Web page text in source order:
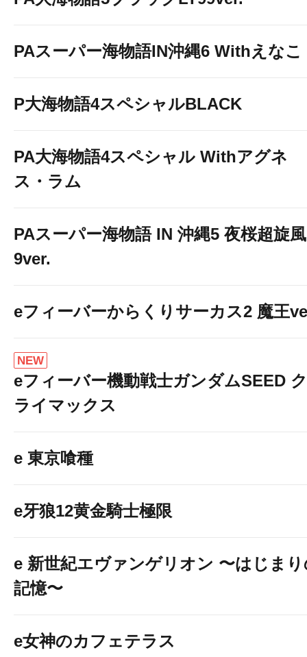
PAスーパー海物語IN沖縄6 Withえなこ
P大海物語4スペシャルBLACK
PA大海物語4スペシャル Withアグネ
ス・ラム
PAスーパー海物語 IN 沖縄5 夜桜超旋
9ver.
eフィーバーからくりサーカス2 魔王
NEW
eフィーバー機動戦士ガンダムSEED ク
ライマックス
e 東京喰種
e牙狼12黄金騎士極限
e 新世紀エヴァンゲリオン 〜はじま
記憶〜
e女神のカフェテラス